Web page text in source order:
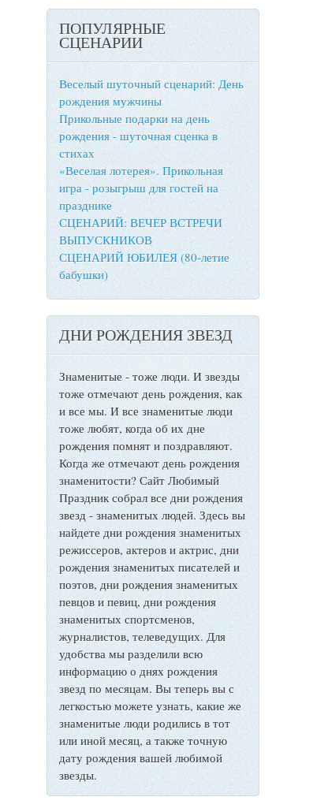
ПОПУЛЯРНЫЕ
СЦЕНАРИИ
Веселый шуточный сценарий: День
рождения мужчины
Прикольные подарки на день
рождения - шуточная сценка в
стихах
«Веселая лотерея». Прикольная
игра - розыгрыш для гостей на
празднике
СЦЕНАРИЙ: ВЕЧЕР ВСТРЕЧИ
ВЫПУСКНИКОВ
СЦЕНАРИЙ ЮБИЛЕЯ (80-летие
бабушки)
ДНИ РОЖДЕНИЯ ЗВЕЗД
Знаменитые - тоже люди. И звезды
тоже отмечают день рождения, как
и все мы. И все знаменитые люди
тоже любят, когда об их дне
рождения помнят и поздравляют.
Когда же отмечают день рождения
знаменитости? Сайт Любимый
Праздник собрал все дни рождения
звезд - знаменитых людей. Здесь вы
найдете дни рождения знаменитых
режиссеров, актеров и актрис, дни
рождения знаменитых писателей и
поэтов, дни рождения знаменитых
певцов и певиц, дни рождения
знаменитых спортсменов,
журналистов, телеведущих. Для
удобства мы разделили всю
информацию о днях рождения
звезд по месяцам. Вы теперь вы с
легкостью можете узнать, какие же
знаменитые люди родились в тот
или иной месяц, а также точную
дату рождения вашей любимой
звезды.